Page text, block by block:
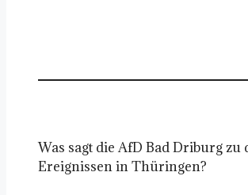
Was sagt die AfD Bad Driburg zu
Ereignissen in Thüringen?